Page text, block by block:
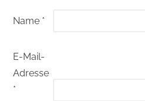
Name *
E-Mail-
Adresse
*